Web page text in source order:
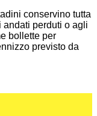
conservino tutta
andati perduti o agli
bollette per
previsto da